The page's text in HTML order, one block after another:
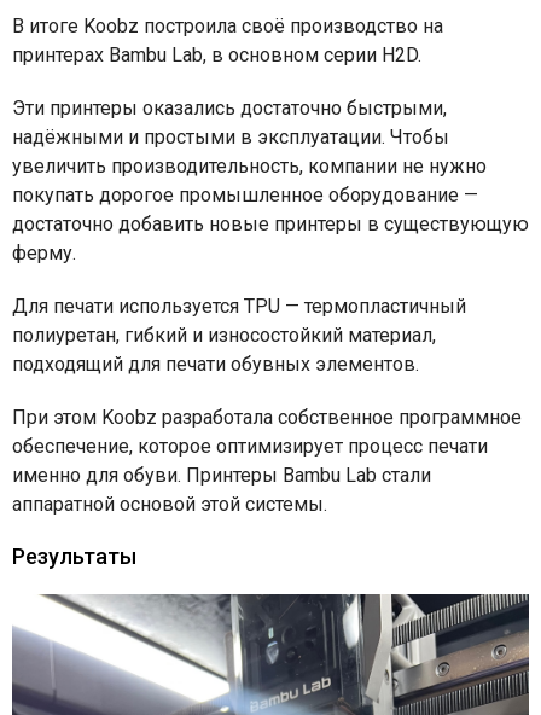
В итоге Koobz построила своё производство на
принтерах Bambu Lab, в основном серии H2D.
Эти принтеры оказались достаточно быстрыми,
надёжными и простыми в эксплуатации. Чтобы
увеличить производительность, компании не нужно
покупать дорогое промышленное оборудование —
достаточно добавить новые принтеры в существующую
ферму.
Для печати используется TPU — термопластичный
полиуретан, гибкий и износостойкий материал,
подходящий для печати обувных элементов.
При этом Koobz разработала собственное программное
обеспечение, которое оптимизирует процесс печати
именно для обуви. Принтеры Bambu Lab стали
аппаратной основой этой системы.
Результаты